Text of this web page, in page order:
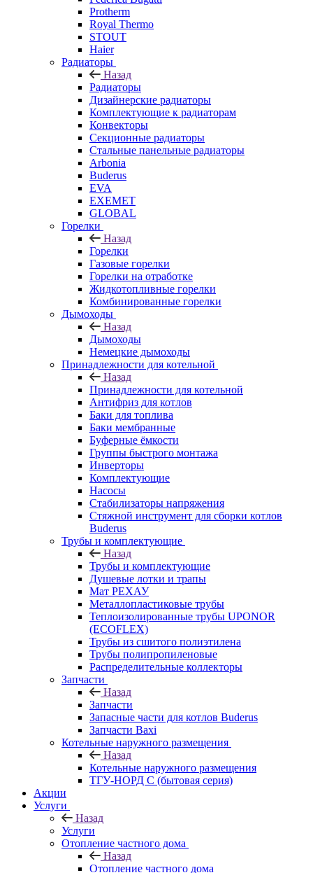
Protherm
Royal Thermo
STOUT
Haier
Радиаторы
Назад
Радиаторы
Дизайнерские радиаторы
Комплектующие к радиаторам
Конвекторы
Секционные радиаторы
Стальные панельные радиаторы
Arbonia
Buderus
EVA
EXEMET
GLOBAL
Горелки
Назад
Горелки
Газовые горелки
Горелки на отработке
Жидкотопливные горелки
Комбинированные горелки
Дымоходы
Назад
Дымоходы
Немецкие дымоходы
Принадлежности для котельной
Назад
Принадлежности для котельной
Антифриз для котлов
Баки для топлива
Баки мембранные
Буферные ёмкости
Группы быстрого монтажа
Инверторы
Комплектующие
Насосы
Стабилизаторы напряжения
Стяжной инструмент для сборки котлов
Buderus
Трубы и комплектующие
Назад
Трубы и комплектующие
Душевые лотки и трапы
Мат РЕХАУ
Металлопластиковые трубы
Теплоизолированные трубы UPONOR
(ECOFLEX)
Трубы из сшитого полиэтилена
Трубы полипропиленовые
Распределительные коллекторы
Запчасти
Назад
Запчасти
Запасные части для котлов Buderus
Запчасти Baxi
Котельные наружного размещения
Назад
Котельные наружного размещения
ТГУ-НОРД С (бытовая серия)
Акции
Услуги
Назад
Услуги
Отопление частного дома
Назад
Отопление частного дома